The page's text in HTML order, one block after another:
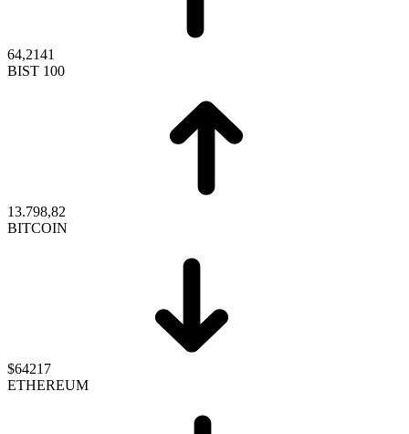
64,2141
BIST 100
13.798,82
BITCOIN
$64217
ETHEREUM